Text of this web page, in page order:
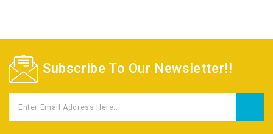
Subscribe To Our Newsletter!!